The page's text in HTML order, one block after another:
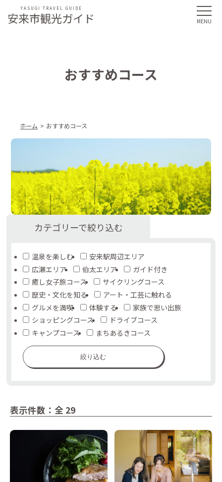
安来市観光ガイド
YASUGI TRAVEL GUIDE
おすすめコース
ホーム おすすめコース
カテゴリーで絞り込む
温泉を楽しむ
安来駅周辺エリア
広瀬エリア
伯太エリア
ガイド付き
癒し女子旅コース
サイクリングコース
歴史・文化を知る
アート・工芸に触れる
グルメを満喫
体験する
家族で思い出旅
ショッピングコース
ドライブコース
キャンプコース
まちあるきコース
絞り込む
表示件数：全 29